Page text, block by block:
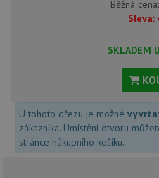
Běžná cena:
Sleva:
SKLADEM
U tohoto dřezu je možné
zákazníka. Umístění otvoru
stránce nákupního košíku.